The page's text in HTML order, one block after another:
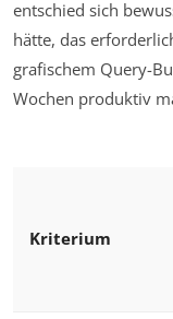
entschied sich
hätte, das
grafischem Query-
Wochen produktiv
Kriterium